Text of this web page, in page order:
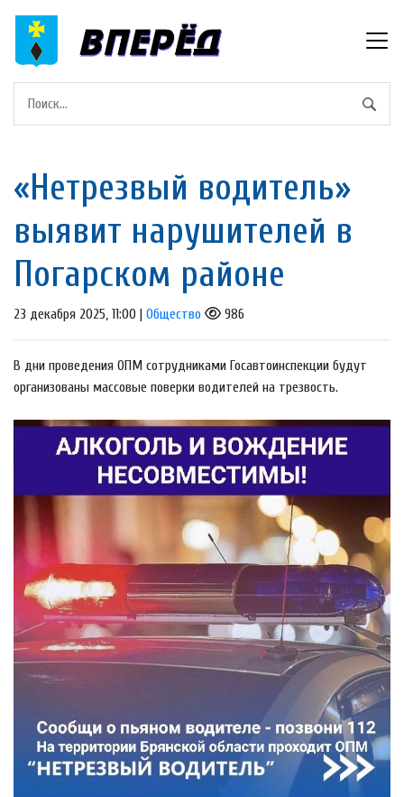
«Нетрезвый водитель»
выявит нарушителей в
Погарском районе
23 декабря 2025, 11:00 | Общество 986
В дни проведения ОПМ сотрудниками Госавтоинспекции будут
организованы массовые поверки водителей на трезвость.